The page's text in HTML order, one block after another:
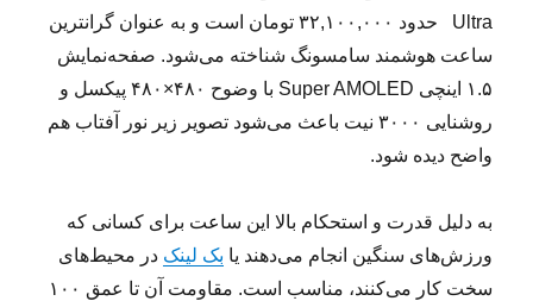
Ultra حدود ۳۲,۱۰۰,۰۰۰ تومان است و به عنوان گرانترین
ساعت هوشمند سامسونگ شناخته می‌شود. صفحه‌نمایش
۱.۵ اینچی Super AMOLED با وضوح ۴۸۰×۴۸۰ پیکسل و
روشنایی ۳۰۰۰ نیت باعث می‌شود تصویر زیر نور آفتاب هم
واضح دیده شود.
به دلیل قدرت و استحکام بالا این ساعت برای کسانی که
ورزش‌های سنگین انجام می‌دهند یا بک لینک در محیط‌های
سخت کار می‌کنند، مناسب است. مقاومت آن تا عمق ۱۰۰